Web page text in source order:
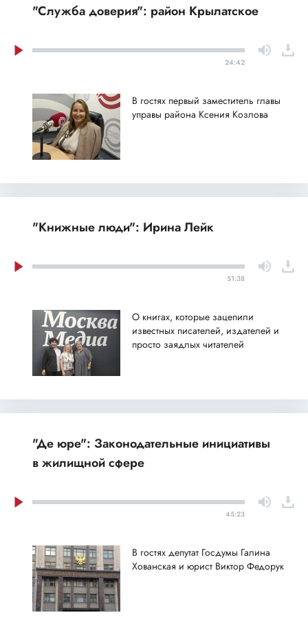
"Служба доверия": район Крылатское
24:42
В гостях первый заместитель главы
управы района Ксения Козлова
"Книжные люди": Ирина Лейк
51:38
О книгах, которые зацепили
известных писателей, издателей и
просто заядлых читателей
"Де юре": Законодательные инициативы
в жилищной сфере
45:23
В гостях депутат Госдумы Галина
Хованская и юрист Виктор Федорук